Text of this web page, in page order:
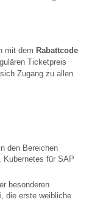
mit dem Rabattcode
Ticketpreis
Zugang zu allen
den Bereichen
Kubernetes für SAP
besonderen
, die erste weibliche